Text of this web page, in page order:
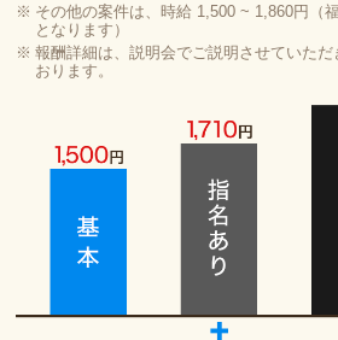
その他の案件は、時給 1,500 ~ 1,860円（
となります）
報酬詳細は、説明会でご説明させていた
おります。